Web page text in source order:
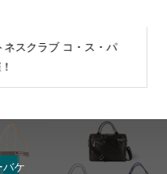
スクラブ コ・ス・パ
バケ